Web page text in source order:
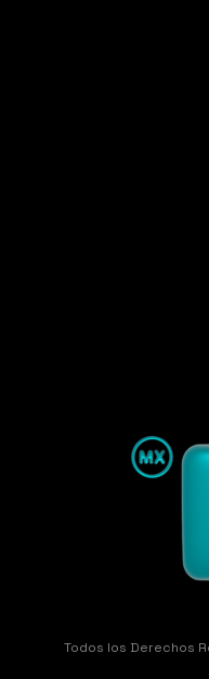
Todos los Derechos